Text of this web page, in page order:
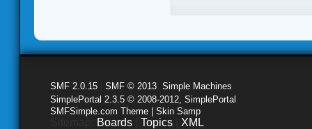
SMF 2.0.15 SMF © 2013 Simple Machines
SimplePortal 2.3.5 © 2008-2012, SimplePortal
SMFSimple.com Theme | Skin Samp
Boards Topics XML